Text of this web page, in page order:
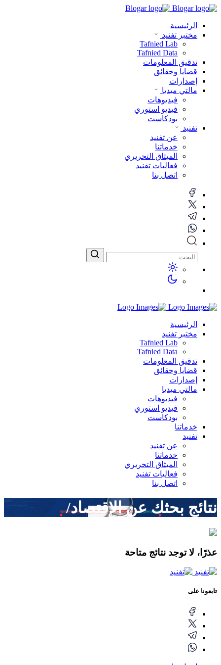
الرئيسية
مختبر تفنيد
Tafnied Lab
Tafnied Data
تدقيق المعلومات
قضايا وحقائق
إصدارات
مالتي ميديا
فيديوهات
فيديو استوري
بودكاست
تفنيد
عن تفنيد
خدماتنا
الميثاق التحريري
فعاليات تفنيد
اتصل بنا
الرئيسية
مختبر تفنيد
Tafnied Lab
Tafnied Data
تدقيق المعلومات
قضايا وحقائق
إصدارات
مالتي ميديا
فيديوهات
فيديو استوري
بودكاست
خدماتنا
تفنيد
عن تفنيد
خدماتنا
الميثاق التحريري
فعاليات تفنيد
اتصل بنا
نتائج بحثك عنالإقتصاد/
عذرًا، لا توجد نتائج متاحة
تابعونا على